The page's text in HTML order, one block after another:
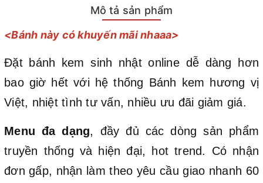
Mô tả sản phẩm
<Bánh này có khuyến mãi nhaaa>
Đặt bánh kem sinh nhật online dễ dàng hơn
bao giờ hết với hệ thống Bánh kem hương vị
Việt, nhiệt tình tư vấn, nhiều ưu đãi giảm giá.
Menu đa dạng, đầy đủ các dòng sản phẩm
truyền thống và hiện đại, hot trend. Có nhận
đơn gấp, nhận làm theo yêu cầu giao nhanh 60